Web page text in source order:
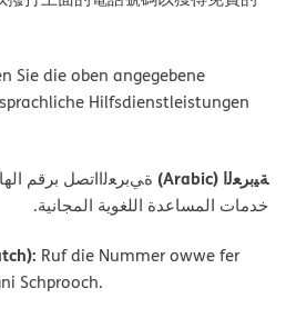
Sie die oben angegebene
Hilfsdienstleistungen
ﺔﯿﺑﺮﻌﻟا (Arabic)
ةﻲﺑﺮﻌﻟااﺗﺼﻞ ﺑﺮﻗﻢ
ﺧﺪﻣﺎت اﻟﻤﺴﺎﻋﺪة اﻟﻠﻐﻮﯾﺔ اﻟﻤﺠﺎﻧﯿﺔ.
Ruf die Nummer owwe fer
Schprooch.